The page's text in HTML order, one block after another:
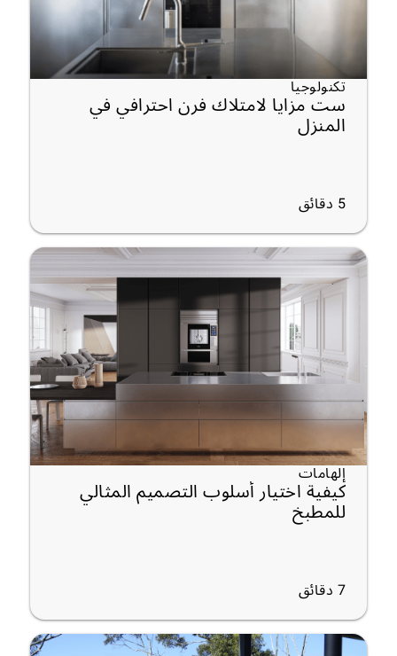
تكنولوجيا
ست مزايا لامتلاك فرن احترافي في
المنزل
5 دقائق
إلهامات
كيفية اختيار أسلوب التصميم المثالي
للمطبخ
7 دقائق